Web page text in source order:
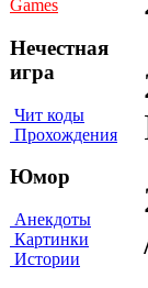
Games
Нечестная
игра
Чит коды
Прохождения
Юмор
Анекдоты
Картинки
Истории